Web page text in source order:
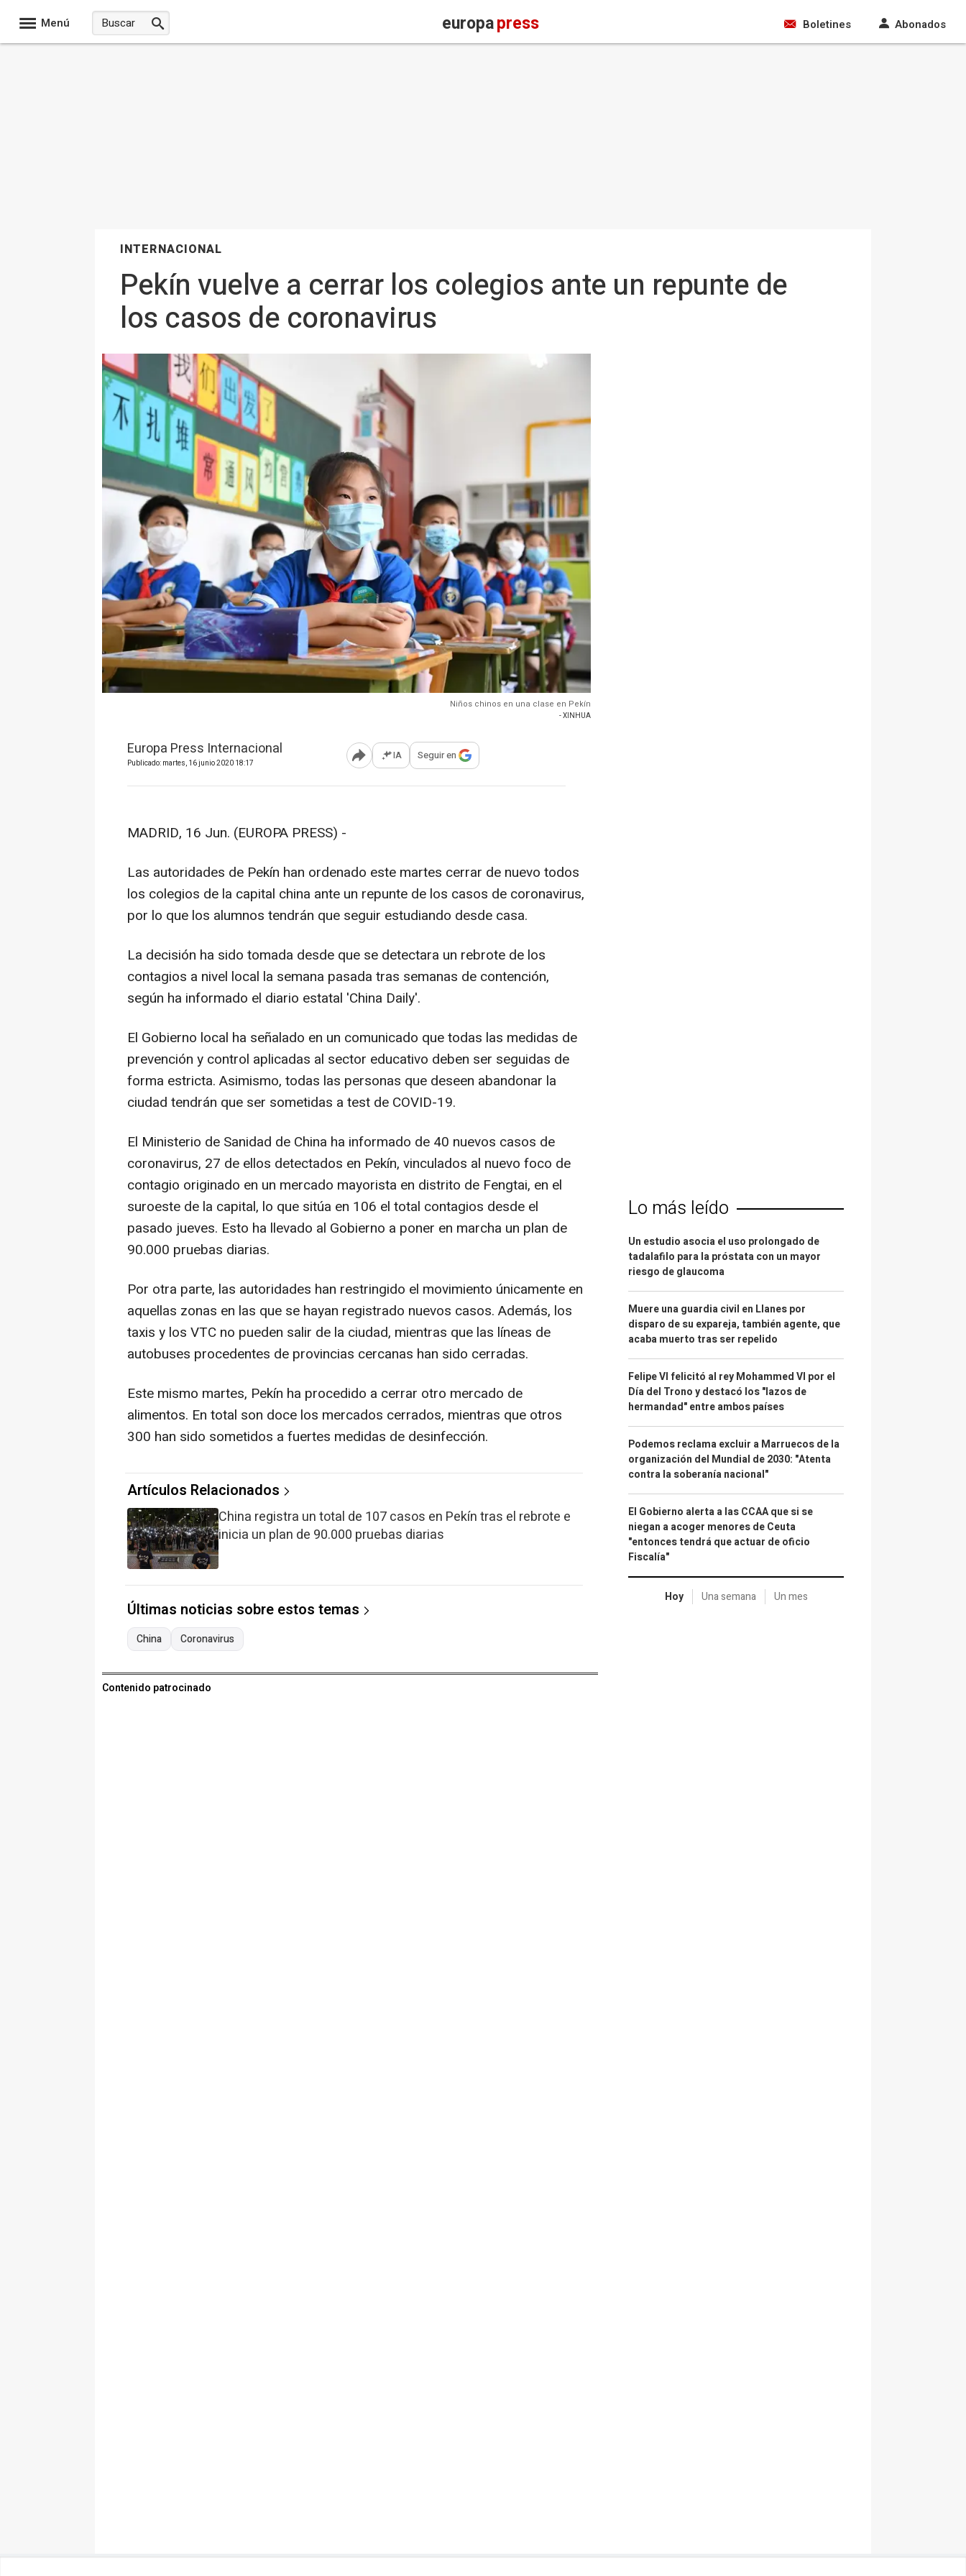
Menú europapress Boletines Abonados
INTERNACIONAL
Pekín vuelve a cerrar los colegios ante un repunte de
los casos de coronavirus
Niños chinos en una clase en Pekín
- XINHUA
Europa Press Internacional
Publicado: martes, 16 junio 2020 18:17 Abrir opciones para compartir
IA Seguir en
MADRID, 16 Jun. (EUROPA PRESS) -
Las autoridades de Pekín han ordenado este martes cerrar de nuevo todos
los colegios de la capital china ante un repunte de los casos de coronavirus,
por lo que los alumnos tendrán que seguir estudiando desde casa.
La decisión ha sido tomada desde que se detectara un rebrote de los
contagios a nivel local la semana pasada tras semanas de contención,
según ha informado el diario estatal 'China Daily'.
El Gobierno local ha señalado en un comunicado que todas las medidas de
prevención y control aplicadas al sector educativo deben ser seguidas de
forma estricta. Asimismo, todas las personas que deseen abandonar la
ciudad tendrán que ser sometidas a test de COVID-19.
El Ministerio de Sanidad de China ha informado de 40 nuevos casos de
coronavirus, 27 de ellos detectados en Pekín, vinculados al nuevo foco de
contagio originado en un mercado mayorista en distrito de Fengtai, en el
suroeste de la capital, lo que sitúa en 106 el total contagios desde el
pasado jueves. Esto ha llevado al Gobierno a poner en marcha un plan de
90.000 pruebas diarias.
Por otra parte, las autoridades han restringido el movimiento únicamente en
aquellas zonas en las que se hayan registrado nuevos casos. Además, los
taxis y los VTC no pueden salir de la ciudad, mientras que las líneas de
autobuses procedentes de provincias cercanas han sido cerradas.
Este mismo martes, Pekín ha procedido a cerrar otro mercado de
alimentos. En total son doce los mercados cerrados, mientras que otros
300 han sido sometidos a fuertes medidas de desinfección.
Artículos Relacionados
China registra un total de 107 casos en Pekín tras el rebrote e
inicia un plan de 90.000 pruebas diarias
Últimas noticias sobre estos temas
China Coronavirus
Contenido patrocinado
Lo más leído
Un estudio asocia el uso prolongado de
tadalafilo para la próstata con un mayor
riesgo de glaucoma
Muere una guardia civil en Llanes por
disparo de su expareja, también agente, que
acaba muerto tras ser repelido
Felipe VI felicitó al rey Mohammed VI por el
Día del Trono y destacó los "lazos de
hermandad" entre ambos países
Podemos reclama excluir a Marruecos de la
organización del Mundial de 2030: "Atenta
contra la soberanía nacional"
El Gobierno alerta a las CCAA que si se
niegan a acoger menores de Ceuta
"entonces tendrá que actuar de oficio
Fiscalía"
Hoy Una semana Un mes